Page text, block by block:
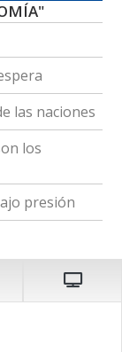
las naciones
los
presión